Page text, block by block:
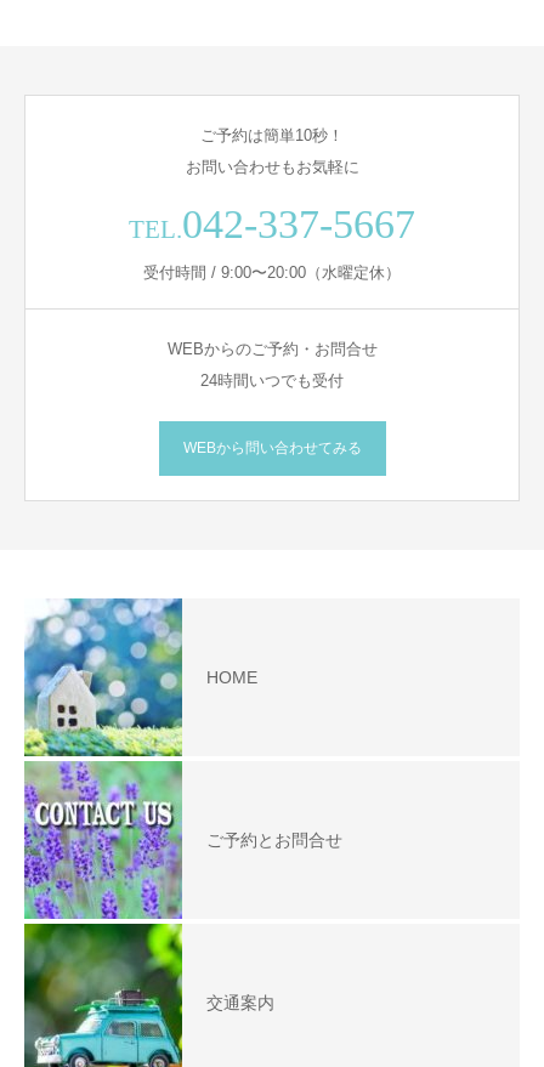
ご予約は簡単10秒！
お問い合わせもお気軽に
TEL.042-337-5667
受付時間 / 9:00〜20:00（水曜定休）
WEBからのご予約・お問合せ
24時間いつでも受付
WEBから問い合わせてみる
HOME
ご予約とお問合せ
交通案内